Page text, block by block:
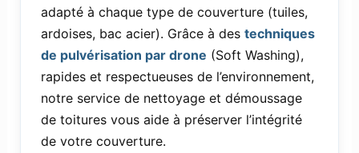
adapté à chaque type de couverture (tuiles,
ardoises, bac acier). Grâce à des techniques
de pulvérisation par drone (Soft Washing),
rapides et respectueuses de l’environnement,
notre service de nettoyage et démoussage
de toitures vous aide à préserver l’intégrité
de votre couverture.